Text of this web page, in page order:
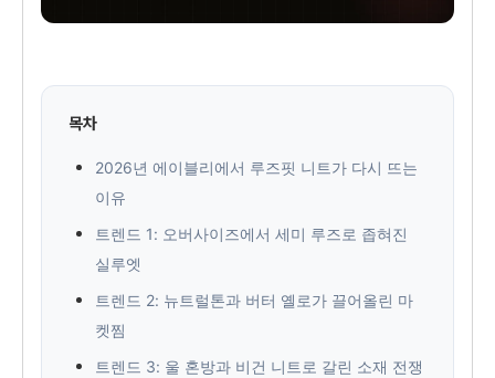
목차
2026년 에이블리에서 루즈핏 니트가 다시 뜨는
이유
트렌드 1: 오버사이즈에서 세미 루즈로 좁혀진
실루엣
트렌드 2: 뉴트럴톤과 버터 옐로가 끌어올린 마
켓찜
트렌드 3: 울 혼방과 비건 니트로 갈린 소재 전쟁